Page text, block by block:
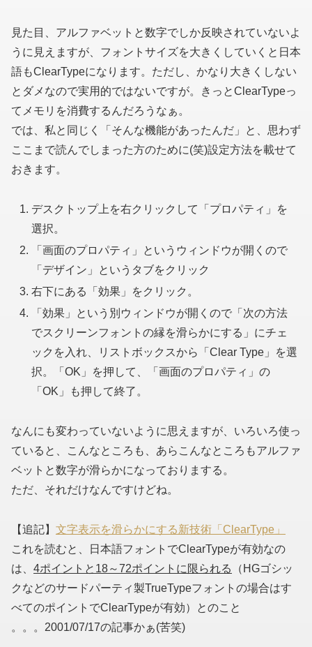
見た目、アルファベットと数字でしか反映されていないよ
うに見えますが、フォントサイズを大きくしていくと日本
語もClearTypeになります。ただし、かなり大きくしない
とダメなので実用的ではないですが。きっとClearTypeっ
てメモリを消費するんだろうなぁ。
では、私と同じく「そんな機能があったんだ」と、思わず
ここまで読んでしまった方のために(笑)設定方法を載せて
おきます。
デスクトップ上を右クリックして「プロパティ」を
選択。
「画面のプロパティ」というウィンドウが開くので
「デザイン」というタブをクリック
右下にある「効果」をクリック。
「効果」という別ウィンドウが開くので「次の方法
でスクリーンフォントの縁を滑らかにする」にチェ
ックを入れ、リストボックスから「Clear Type」を選
択。「OK」を押して、「画面のプロパティ」の
「OK」も押して終了。
なんにも変わっていないように思えますが、いろいろ使っ
ていると、こんなところも、あらこんなところもアルファ
ベットと数字が滑らかになっておりまする。
ただ、それだけなんですけどね。
【追記】 文字表示を滑らかにする新技術「ClearType」
これを読むと、日本語フォントでClearTypeが有効なの
は、 4ポイントと18～72ポイントに限られる
（HGゴシッ
クなどのサードパーティ製TrueTypeフォントの場合はす
べてのポイントでClearTypeが有効）とのこと
。。。2001/07/17の記事かぁ(苦笑)